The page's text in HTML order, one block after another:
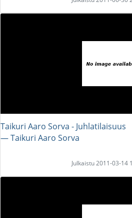
Taikuri Aaro Sorva - Juhlatilaisuus
― Taikuri Aaro Sorva
Julkaistu 2011-03-14